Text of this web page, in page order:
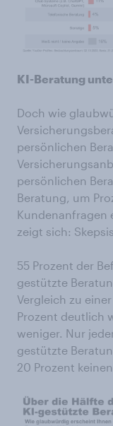
KI-Beratung
Doch wie
persönlichen
persönlichen
Beratung, um
Kundenanfragen
zeigt sich:
55 Prozent der
gestützte
Vergleich zu
Prozent deutlich
weniger. Nur
gestützte
20 Prozent